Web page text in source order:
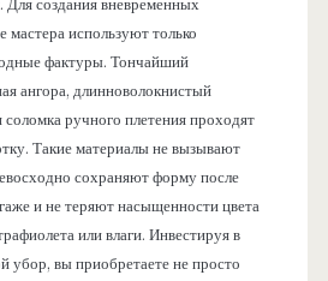
создания вневременных
мастера используют только
фактуры. Тончайший
ангора, длинноволокнистый
соломка ручного плетения проходят
Такие материалы не вызывают
сохраняют форму после
и не теряют насыщенности цвета
или влаги. Инвестируя в
убор, вы приобретаете не просто